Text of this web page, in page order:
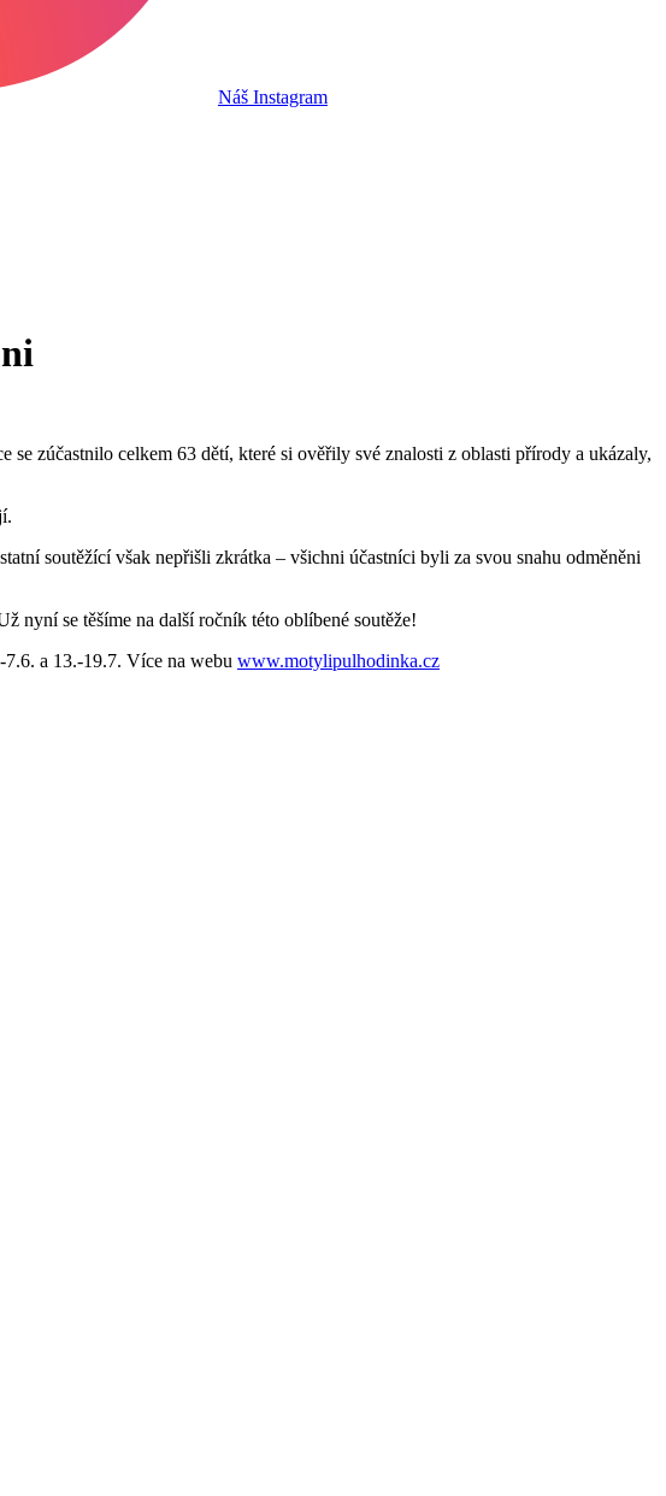
Náš Instagram
zúčastnilo celkem 63 dětí, které si ověřily své znalosti z oblasti přírody a ukázaly,
soutěžící však nepřišli zkrátka – všichni účastníci byli za svou snahu odměněni
nyní se těšíme na další ročník této oblíbené soutěže!
a 13.-19.7. Více na webu www.motylipulhodinka.cz